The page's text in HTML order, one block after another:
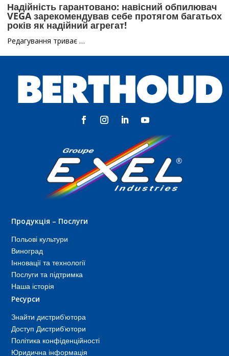
Надійність гарантовано: навісний обпилювач
VEGA зарекомендував себе протягом багатьох
років як надійний агрегат!
Редагування триває …
Продукція – Послуги
Польові культури
Виноград
Інновації та технології
Послуги та підтримка
Наша історія
Ресурси
Знайти дистриб’ютора
Доступ Дистриб’ютори
Політика конфіденційності
Юридична інформація